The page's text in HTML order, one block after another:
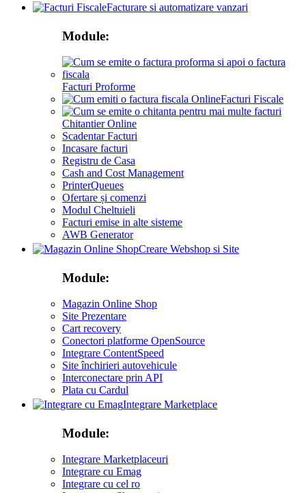
Facturare si automatizare vanzari
Module:
Facturi Proforme
Facturi Fiscale
Chitantier Online
Scadentar Facturi
Incasare facturi
Registru de Casa
Cash and Cost Management
PrinterQueues
Ofertare și comenzi
Modul Cheltuieli
Facturi emise in alte sisteme
AWB Generator
Creare Webshop si Site
Module:
Magazin Online Shop
Site Prezentare
Cart recovery
Conectori platforme OpenSource
Integrare ContentSpeed
Site închirieri autovehicule
Interconectare prin API
Plata cu Cardul
Integrare Marketplace
Module:
Integrare Marketplaceuri
Integrare cu Emag
Integrare cu cel ro